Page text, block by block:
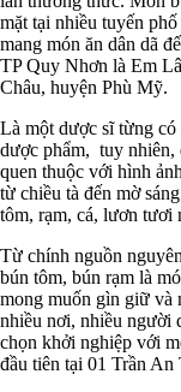
mặt tại nhiều tuyến
mang món ăn dân dã
TP Quy Nhơn là Em
Châu, huyện Phù Mỹ.
Là một dược sĩ từng
dược phẩm, tuy nhiên,
quen thuộc với hình
từ chiều tà đến mờ
tôm, rạm, cá, lươn tươi
Từ chính nguồn
bún tôm, bún rạm là
mong muốn gìn giữ và
nhiều nơi, nhiều người
chọn khởi nghiệp với
đầu tiên tại 01 Trần